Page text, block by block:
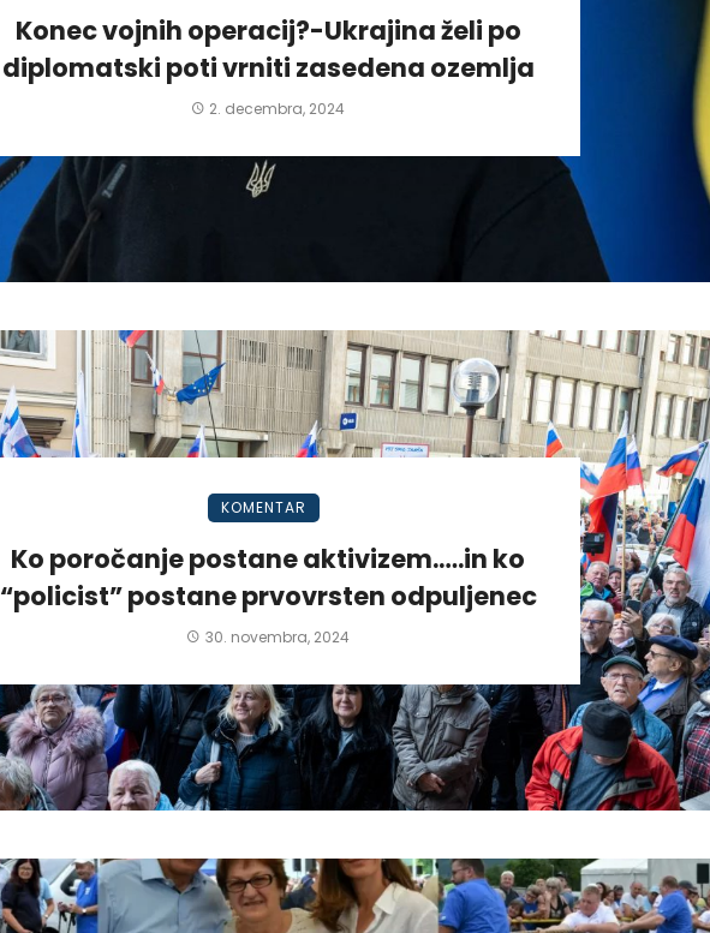
Konec vojnih operacij?-Ukrajina želi po
diplomatski poti vrniti zasedena ozemlja
2. decembra, 2024
KOMENTAR
Ko poročanje postane aktivizem.….in ko
“policist” postane prvovrsten odpuljenec
30. novembra, 2024